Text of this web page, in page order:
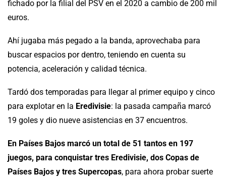
fichado por la filial del PSV en el 2020 a cambio de 200 mil
euros.
Ahí jugaba más pegado a la banda, aprovechaba para
buscar espacios por dentro, teniendo en cuenta su
potencia, aceleración y calidad técnica.
Tardó dos temporadas para llegar al primer equipo y cinco
para explotar en la Eredivisie: la pasada campaña marcó
19 goles y dio nueve asistencias en 37 encuentros.
En Países Bajos marcó un total de 51 tantos en 197
juegos, para conquistar tres Eredivisie, dos Copas de
Países Bajos y tres Supercopas, para ahora probar suerte